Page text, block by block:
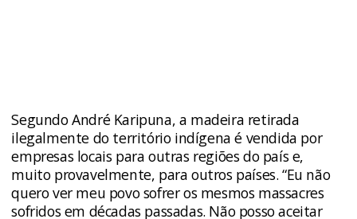
Segundo André Karipuna, a madeira retirada
ilegalmente do território indígena é vendida por
empresas locais para outras regiões do país e,
muito provavelmente, para outros países. “Eu não
quero ver meu povo sofrer os mesmos massacres
sofridos em décadas passadas. Não posso aceitar